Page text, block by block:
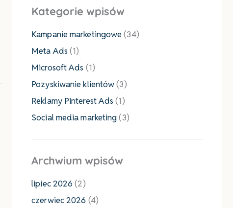
Kategorie wpisów
Kampanie marketingowe(34)
Meta Ads(1)
Microsoft Ads (1)
Pozyskiwanie klientów(3)
Reklamy Pinterest Ads(1)
Social media marketing(3)
Archwium wpisów
lipiec 2026 (2)
czerwiec 2026 (4)